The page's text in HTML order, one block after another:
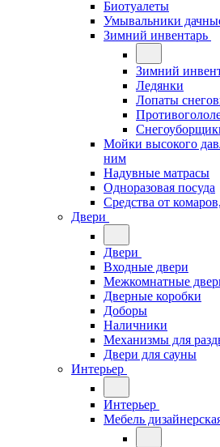
Биотуалеты
Умывальники
Зимний инвентарь
Зимний
Ледянки
Лопаты
Мойки высокого
ним
Надувные матрасы
Одноразовая посуда
Средства от
Двери
Двери
Входные двери
Межкомнатные
Дверные коробки
Доборы
Наличники
Механизмы для
Двери для сауны
Интерьер
Интерьер
Мебель